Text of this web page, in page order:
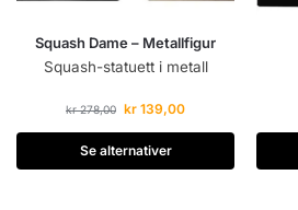
Squash Dame – Metallfigur
Squash-statuett i metall
kr278,00 kr 139,00
Se alternativer